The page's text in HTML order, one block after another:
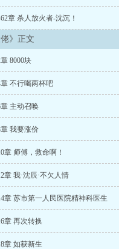
章 杀人放火者-沈沉！
》正文
8000块
不行喝两杯吧
主动召唤
我要涨价
章 师傅，救命啊！
章 我·沈辰·不欠人情
章 苏市第一人民医院精神科医生
章 再次转换
章 如获新生